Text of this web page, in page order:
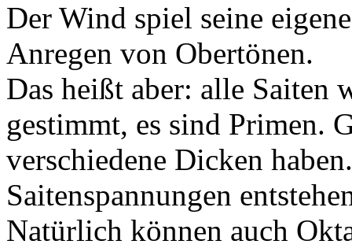
Der Wind spiel seine
Anregen von Obertönen.
Das heißt aber: alle Saiten
gestimmt, es sind Primen.
verschiedene Dicken
Saitenspannungen
Natürlich können auch